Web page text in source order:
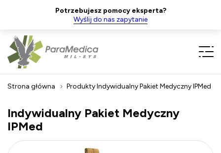
Potrzebujesz pomocy eksperta?
Wyślij do nas zapytanie
Strona główna ProduktyIndywidualny Pakiet Medyczny IPMed
Indywidualny Pakiet Medyczny
IPMed